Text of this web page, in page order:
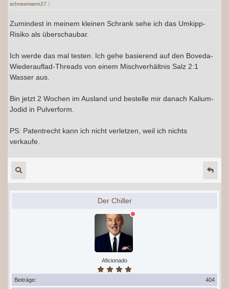
schneemann27 .)
Zumindest in meinem kleinen Schrank sehe ich das Umkipp-
Risiko als überschaubar.
Ich werde das mal testen. Ich gehe basierend auf den Boveda-
Wiederauflad-Threads von einem Mischverhältnis Salz 2:1
Wasser aus.
Bin jetzt 2 Wochen im Ausland und bestelle mir danach Kalium-
Jodid in Pulverform.
PS: Patentrecht kann ich nicht verletzen, weil ich nichts
verkaufe.
Der Chiller
Aficionado
Beiträge: 404